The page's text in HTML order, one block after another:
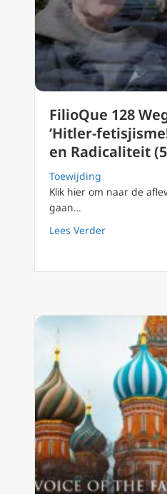
FilioQue 128
‘Hitler-
en Radicaliteit
Toewijding
Klik hier om naar de
gaan…
Lees Verderabout